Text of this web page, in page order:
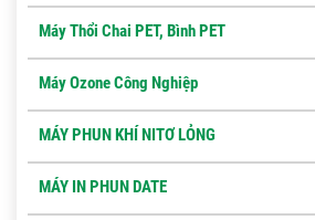
Máy Thổi Chai PET, Bình PET
Máy Ozone Công Nghiệp
MÁY PHUN KHÍ NITƠ LỎNG
MÁY IN PHUN DATE